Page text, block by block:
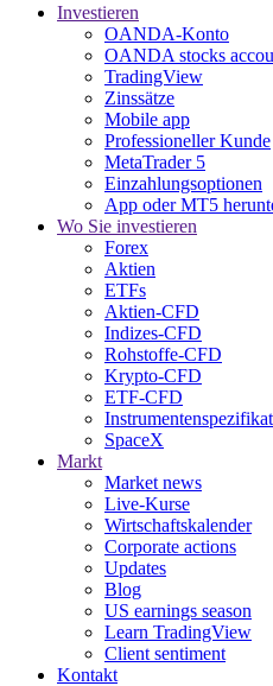
Investieren
OANDA-Konto
OANDA stocks
TradingView
Zinssätze
Mobile app
Professioneller Kunde
MetaTrader 5
Einzahlungsoptionen
App oder MT5
Wo Sie investieren
Forex
Aktien
ETFs
Aktien-CFD
Indizes-CFD
Rohstoffe-CFD
Krypto-CFD
ETF-CFD
SpaceX
Markt
Market news
Live-Kurse
Wirtschaftskalender
Corporate actions
Updates
Blog
US earnings season
Learn TradingView
Client sentiment
Kontakt